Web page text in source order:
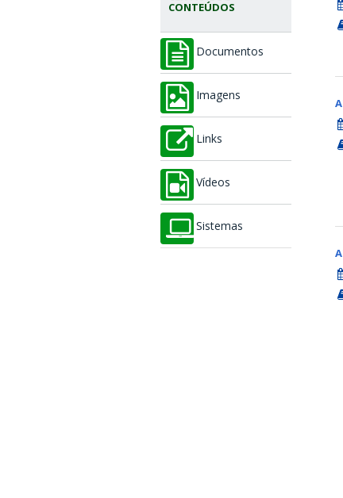
CONTEÚDOS
Documentos
Imagens
Links
Vídeos
Sistemas